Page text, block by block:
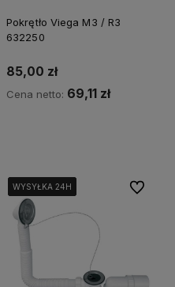
Pokrętło Viega M3 / R3
632250
85,00 zł
Cena netto: 69,11 zł
WYSYŁKA 24H
WYSYŁKA 24H
WYSYŁKA 24H
WYSYŁKA 24H Do